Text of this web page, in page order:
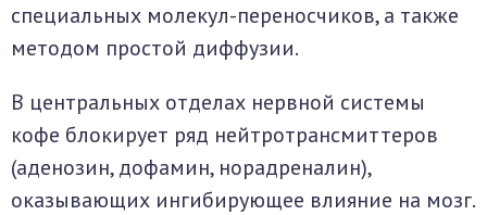
специальных молекул-переносчиков, а также
методом простой диффузии.
В центральных отделах нервной системы
кофе блокирует ряд нейтротрансмиттеров
(аденозин, дофамин, норадреналин),
оказывающих ингибирующее влияние на мозг.